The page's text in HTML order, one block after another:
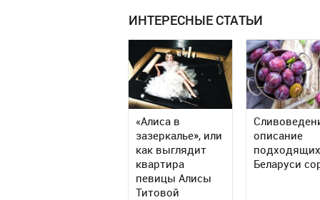
ИНТЕРЕСНЫЕ СТАТЬИ
«Алиса в
зазеркалье», или
как выглядит
квартира
певицы Алисы
Титовой
описание
Беларуси